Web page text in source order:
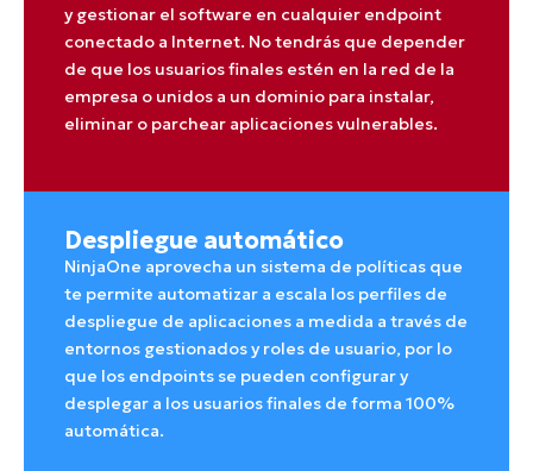
y gestionar el software en cualquier endpoint
conectado a Internet. No tendrás que depender
de que los usuarios finales estén en la red de la
empresa o unidos a un dominio para instalar,
eliminar o parchear aplicaciones vulnerables.
Despliegue automático
NinjaOne aprovecha un sistema de políticas que
te permite automatizar a escala los perfiles de
despliegue de aplicaciones a medida a través de
entornos gestionados y roles de usuario, por lo
que los endpoints se pueden configurar y
desplegar a los usuarios finales de forma 100%
automática.